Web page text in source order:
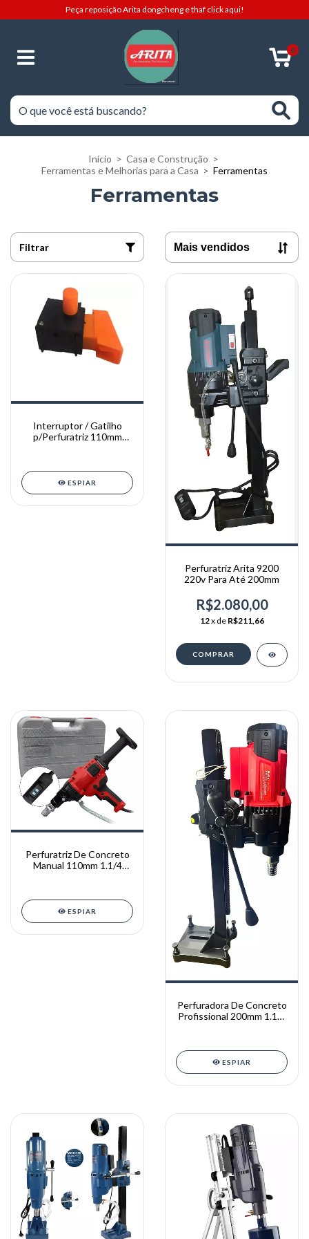
Peça reposição Arita dongcheng e thaf click aqui!
0
Início > Casa e Construção >
Ferramentas e Melhorias para a Casa > Ferramentas
Ferramentas
Filtrar
Interruptor / Gatilho
p/Perfuratriz 110mm
ESPIAR
Perfuratriz Arita 9200
220v Para Até 200mm
R$2.080,00
12x de R$211,66
Perfuratriz De Concreto
Manual 110mm 1.1/4
ESPIAR
Perfuradora De Concreto
Profissional 200mm 1.1/4
ESPIAR